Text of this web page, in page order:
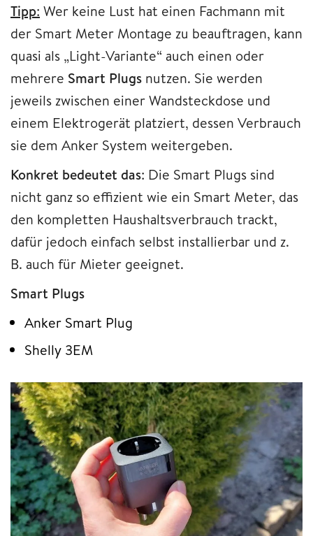
Tipp: Wer keine Lust hat einen Fachmann mit
der Smart Meter Montage zu beauftragen, kann
quasi als „Light-Variante“ auch einen oder
mehrere Smart Plugs nutzen. Sie werden
jeweils zwischen einer Wandsteckdose und
einem Elektrogerät platziert, dessen Verbrauch
sie dem Anker System weitergeben.
Konkret bedeutet das: Die Smart Plugs sind
nicht ganz so effizient wie ein Smart Meter, das
den kompletten Haushaltsverbrauch trackt,
dafür jedoch einfach selbst installierbar und z.
B. auch für Mieter geeignet.
Smart Plugs
Anker Smart Plug
Shelly 3EM